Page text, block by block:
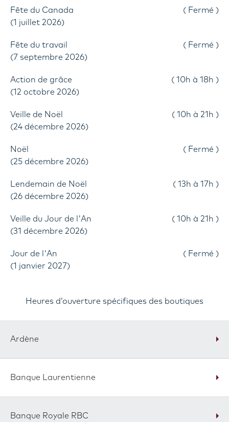
Fête du Canada
(1 juillet 2026)
Fermé
Fête du travail
(7 septembre 2026)
Fermé
Action de grâce
(12 octobre 2026)
10h à 18h
Veille de Noël
(24 décembre 2026)
10h à 21h
Noël
(25 décembre 2026)
Fermé
Lendemain de Noël
(26 décembre 2026)
13h à 17h
Veille du Jour de l'An
(31 décembre 2026)
10h à 21h
Jour de l'An
(1 janvier 2027)
Fermé
Heures d’ouverture spécifiques des boutiques
Ardène
Banque Laurentienne
Banque Royale RBC